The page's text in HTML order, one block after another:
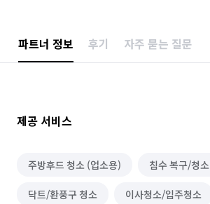
파트너 정보 후기 자주 묻는 질문
제공 서비스
주방후드 청소 (업소용) 침수 복구/청소
닥트/환풍구 청소 이사청소/입주청소